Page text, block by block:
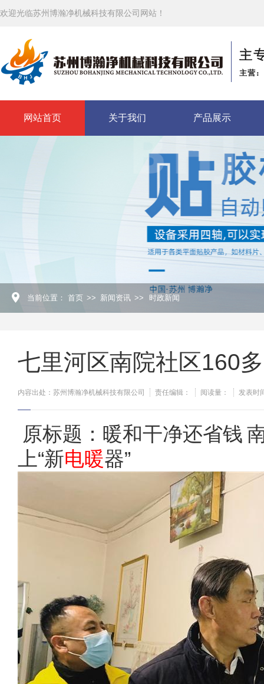
欢迎光临苏州博瀚净机械科技有限公司网站！
网站首页 关于我们 产品展示
当前位置： 首页 >> 新闻资讯 >> 时政新闻
七里河区南院社区160
内容出处：苏州博瀚净机械科技有限公司 责任编辑： 阅读量： 发表时
原标题：暖和干净还省钱
上“新电暖器”